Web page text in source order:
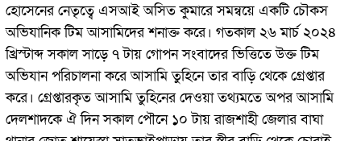
হোসেনের নেতৃত্বে এসআই অসিত কুমারে সমন্বয়ে একটি চৌকস
অভিযানিক টিম আসামিদের শনাক্ত করে। গতকাল ২৬ মার্চ ২০২৪
খ্রিস্টাব্দ সকাল সাড়ে ৭ টায় গোপন সংবাদের ভিত্তিতে উক্ত টিম
অভিযান পরিচালনা করে আসামি তুহিনে তার বাড়ি থেকে গ্রেপ্তার
করে। গ্রেপ্তারকৃত আসামি তুহিনের দেওয়া তথ্যমতে অপর আসামি
দেলশাদকে ঐ দিন সকাল পৌনে ১০ টায় রাজশাহী জেলার বাঘা